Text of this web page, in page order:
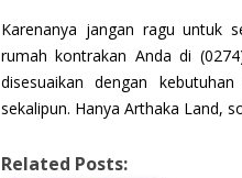
Karenanya jangan ragu untuk
rumah kontrakan Anda di
disesuaikan dengan
sekalipun. Hanya Arthaka Land,
Related Posts: